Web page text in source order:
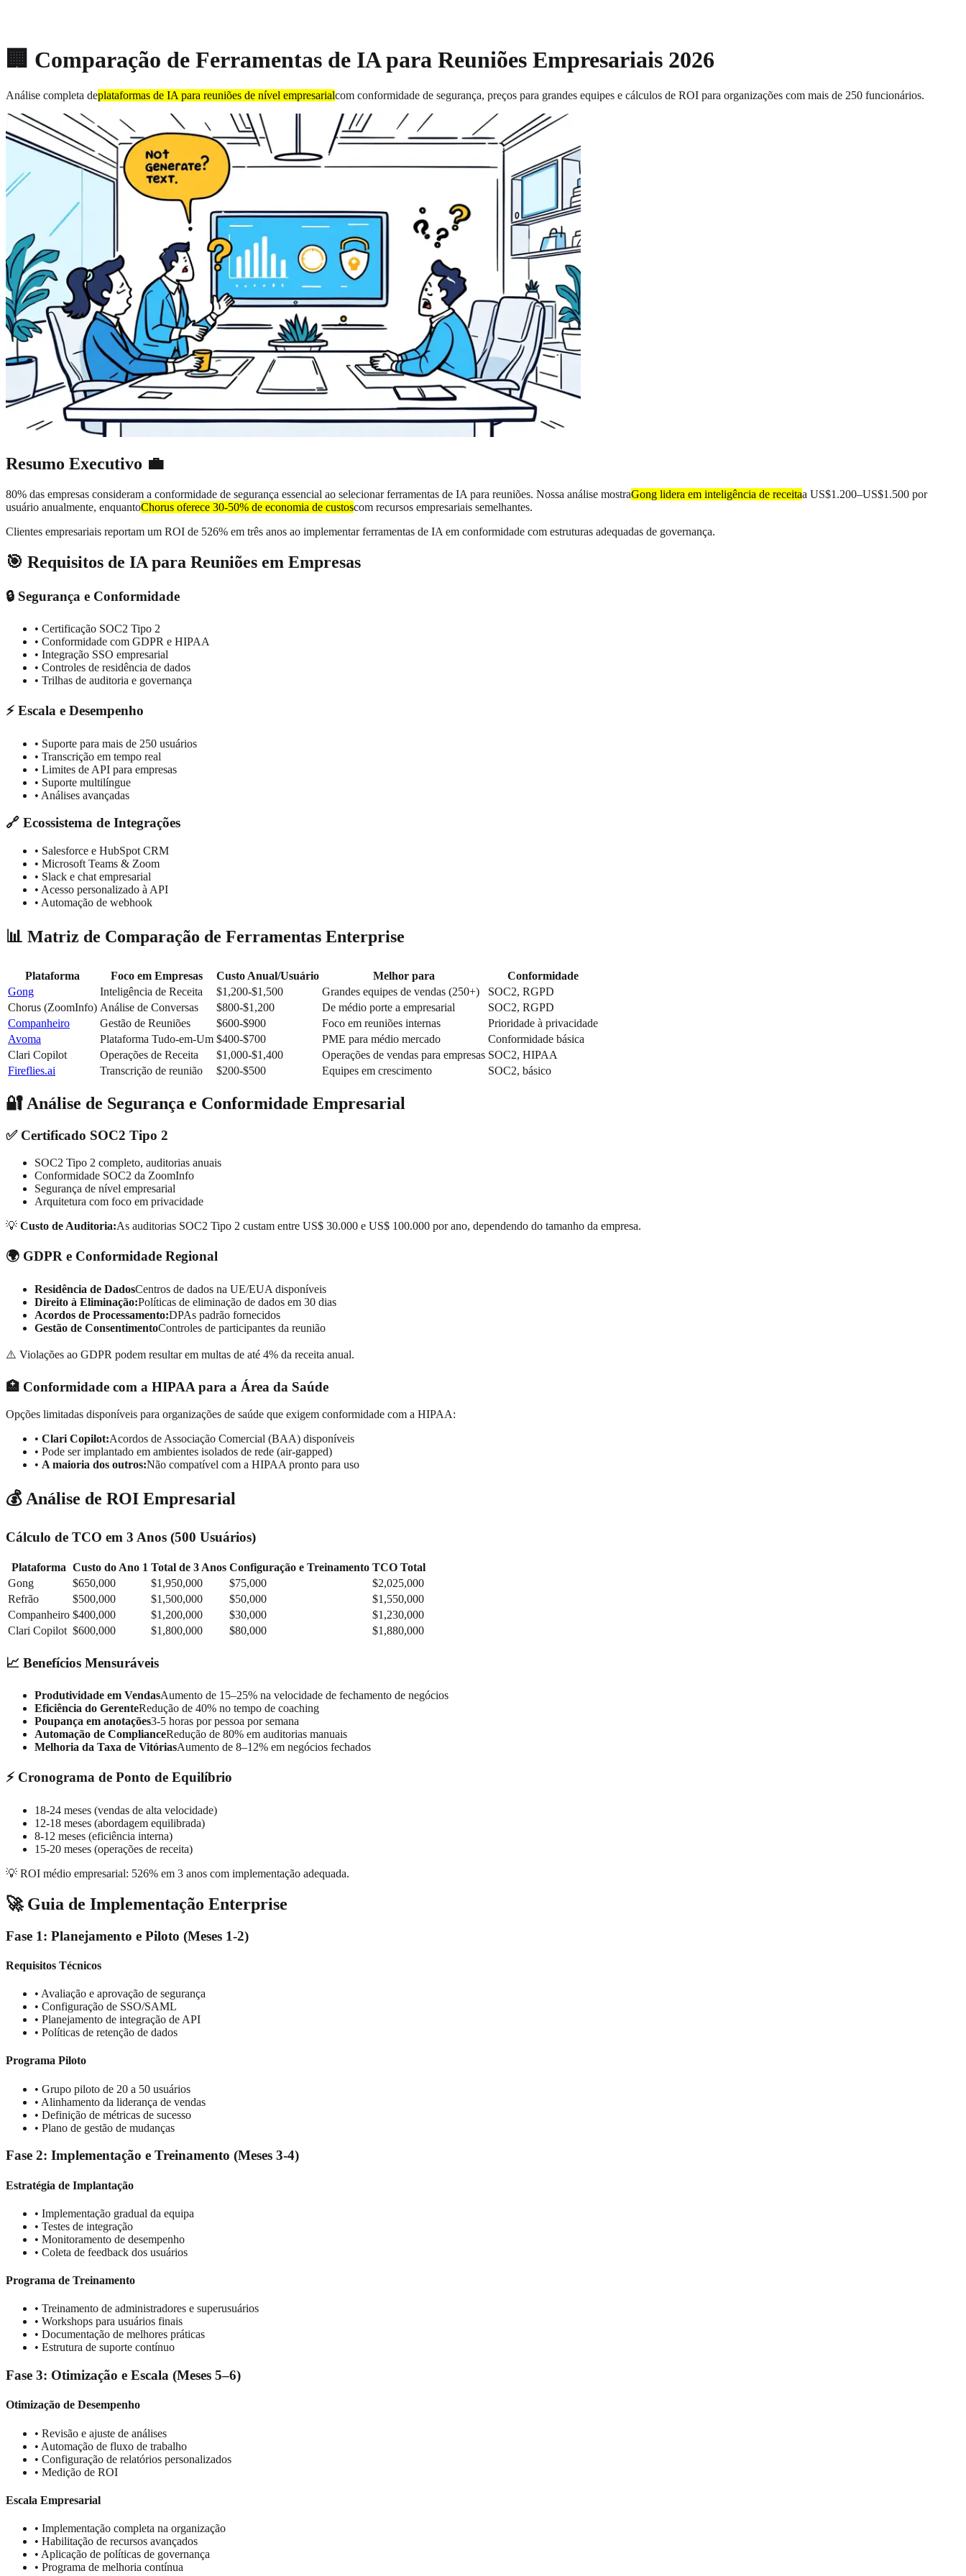
🏢 Comparação de Ferramentas de IA para Reuniões Empresariais 2026
Análise completa deplataformas de IA para reuniões de nível empresarialcom conformidade de segurança, preços para grandes equipes e cálculos de ROI para organizações com mais de 250 funcionários.
Resumo Executivo 💼
80% das empresas consideram a conformidade de segurança essencial ao selecionar ferramentas de IA para reuniões. Nossa análise mostraGong lidera em inteligência de receitaa US$1.200–US$1.500 por
usuário anualmente, enquantoChorus oferece 30-50% de economia de custoscom recursos empresariais semelhantes.
Clientes empresariais reportam um ROI de 526% em três anos ao implementar ferramentas de IA em conformidade com estruturas adequadas de governança.
🎯 Requisitos de IA para Reuniões em Empresas
🔒 Segurança e Conformidade
• Certificação SOC2 Tipo 2
• Conformidade com GDPR e HIPAA
• Integração SSO empresarial
• Controles de residência de dados
• Trilhas de auditoria e governança
⚡ Escala e Desempenho
• Suporte para mais de 250 usuários
• Transcrição em tempo real
• Limites de API para empresas
• Suporte multilíngue
• Análises avançadas
🔗 Ecossistema de Integrações
• Salesforce e HubSpot CRM
• Microsoft Teams & Zoom
• Slack e chat empresarial
• Acesso personalizado à API
• Automação de webhook
📊 Matriz de Comparação de Ferramentas Enterprise
Plataforma Foco em Empresas Custo Anual/Usuário Melhor para
Conformidade
Gong
Inteligência de Receita $1,200-$1,500 Grandes equipes de vendas (250+)
SOC2, RGPD
Chorus (ZoomInfo) Análise de Conversas $800-$1,200 De médio porte a empresarial
SOC2, RGPD
Companheiro
Gestão de Reuniões $600-$900 Foco em reuniões internas
Prioridade à privacidade
Avoma
Plataforma Tudo-em-Um $400-$700 PME para médio mercado
Conformidade básica
Clari Copilot
Operações de Receita $1,000-$1,400 Operações de vendas para empresas SOC2, HIPAA
Fireflies.ai
Transcrição de reunião $200-$500 Equipes em crescimento SOC2, básico
🔐 Análise de Segurança e Conformidade Empresarial
✅ Certificado SOC2 Tipo 2
SOC2 Tipo 2 completo, auditorias anuais
Conformidade SOC2 da ZoomInfo
Segurança de nível empresarial
Arquitetura com foco em privacidade
💡 Custo de Auditoria:As auditorias SOC2 Tipo 2 custam entre US$ 30.000 e US$ 100.000 por ano, dependendo do tamanho da empresa.
🌍 GDPR e Conformidade Regional
Residência de DadosCentros de dados na UE/EUA disponíveis
Direito à Eliminação:Políticas de eliminação de dados em 30 dias
Acordos de Processamento:DPAs padrão fornecidos
Gestão de ConsentimentoControles de participantes da reunião
⚠️ Violações ao GDPR podem resultar em multas de até 4% da receita anual.
🏥 Conformidade com a HIPAA para a Área da Saúde
Opções limitadas disponíveis para organizações de saúde que exigem conformidade com a HIPAA:
• Clari Copilot:Acordos de Associação Comercial (BAA) disponíveis
• Pode ser implantado em ambientes isolados de rede (air-gapped)
• A maioria dos outros:Não compatível com a HIPAA pronto para uso
💰 Análise de ROI Empresarial
Cálculo de TCO em 3 Anos (500 Usuários)
Plataforma Custo do Ano 1 Total de 3 Anos Configuração e Treinamento TCO Total
Gong
$650,000 $1,950,000 $75,000
$2,025,000
Refrão
$500,000 $1,500,000 $50,000
$1,550,000
Companheiro $400,000 $1,200,000 $30,000
$1,230,000
Clari Copilot $600,000 $1,800,000 $80,000 $1,880,000
📈 Benefícios Mensuráveis
Produtividade em VendasAumento de 15–25% na velocidade de fechamento de negócios
Eficiência do GerenteRedução de 40% no tempo de coaching
Poupança em anotações3-5 horas por pessoa por semana
Automação de ComplianceRedução de 80% em auditorias manuais
Melhoria da Taxa de VitóriasAumento de 8–12% em negócios fechados
⚡ Cronograma de Ponto de Equilíbrio
18-24 meses (vendas de alta velocidade)
12-18 meses (abordagem equilibrada)
8-12 meses (eficiência interna)
15-20 meses (operações de receita)
💡 ROI médio empresarial: 526% em 3 anos com implementação adequada.
🚀 Guia de Implementação Enterprise
Fase 1: Planejamento e Piloto (Meses 1-2)
Requisitos Técnicos
• Avaliação e aprovação de segurança
• Configuração de SSO/SAML
• Planejamento de integração de API
• Políticas de retenção de dados
Programa Piloto
• Grupo piloto de 20 a 50 usuários
• Alinhamento da liderança de vendas
• Definição de métricas de sucesso
• Plano de gestão de mudanças
Fase 2: Implementação e Treinamento (Meses 3-4)
Estratégia de Implantação
• Implementação gradual da equipa
• Testes de integração
• Monitoramento de desempenho
• Coleta de feedback dos usuários
Programa de Treinamento
• Treinamento de administradores e superusuários
• Workshops para usuários finais
• Documentação de melhores práticas
• Estrutura de suporte contínuo
Fase 3: Otimização e Escala (Meses 5–6)
Otimização de Desempenho
• Revisão e ajuste de análises
• Automação de fluxo de trabalho
• Configuração de relatórios personalizados
• Medição de ROI
Escala Empresarial
• Implementação completa na organização
• Habilitação de recursos avançados
• Aplicação de políticas de governança
• Programa de melhoria contínua